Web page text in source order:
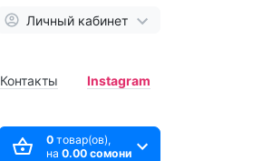
Личный кабинет
Контакты Instagram
0товар(ов),
на 0.00 сомони